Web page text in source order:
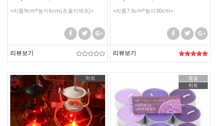
<지름9cm*높이6cm(초꽃이제외)>
리뷰보기
<지름7.5cm*높이30cm>
리뷰보기
히트
품절
히트